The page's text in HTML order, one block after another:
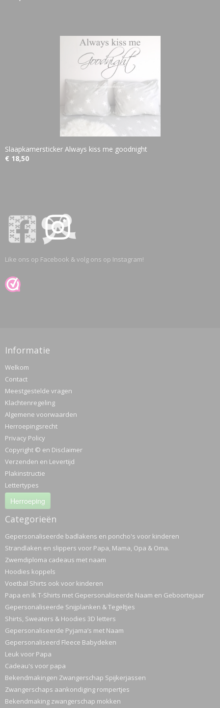
Slaapkamersticker Always kiss me goodnight
€ 18,50
Like ons op Facebook & volg ons op Instagram!
Informatie
Welkom
Contact
Meestgestelde vragen
Klachtenregeling
Algemene voorwaarden
Herroepingsrecht
Privacy Policy
Copyright © en Disclaimer
Verzenden en Levertijd
Plakinstructie
Lettertypes
Herroeping
Categorieën
Gepersonaliseerde badlakens en poncho's voor kinderen
Strandlaken en slippers voor Papa, Mama, Opa & Oma.
Zwemdiploma cadeaus met naam
Hoodies koppels
Voetbal Shirts ook voor kinderen
Papa en Ik T-Shirts met Gepersonaliseerde Naam en Geboortejaar
Gepersonaliseerde Snijplanken & Tegeltjes
Shirts, Sweaters & Hoodies 3D letters
Gepersonaliseerde Pyjama’s met Naam
Gepersonaliseerd Fleece Babydeken
Leuk voor Papa
Cadeau's voor papa
Bekendmakingen Zwangerschap Spijkerjassen
Zwangerschaps aankondiging rompertjes
Bekendmaking zwangerschap mokken